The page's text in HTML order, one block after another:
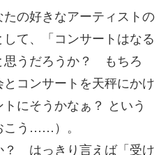
の好きなアーティストの
て、「コンサートはなる
思うだろうか？ もちろ
コンサートを天秤にかけ
にそうかなぁ？ という
こう……）。
？ はっきり言えば「受け